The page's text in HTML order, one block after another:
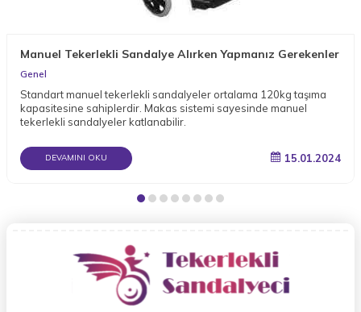
Manuel Tekerlekli Sandalye Alırken Yapmanız Gerekenler
Genel
Standart manuel tekerlekli sandalyeler ortalama 120kg taşıma
kapasitesine sahiplerdir. Makas sistemi sayesinde manuel
tekerlekli sandalyeler katlanabilir.
DEVAMINI OKU 15.01.2024